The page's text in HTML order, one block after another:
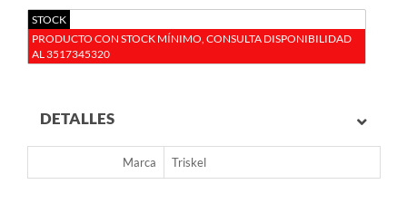
STOCK
PRODUCTO CON STOCK MÍNIMO, CONSULTA DISPONIBILIDAD
AL 3517345320
DETALLES
Marca Triskel